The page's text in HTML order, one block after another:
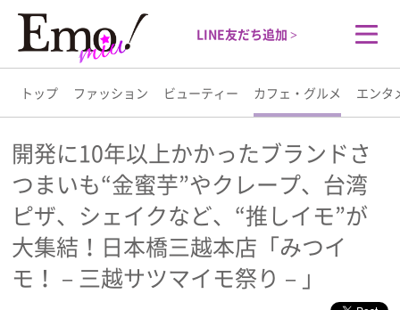
LINE友だち追加 >
トップ ファッション ビューティー カフェ・グルメ エンタ
トップ
ファッション
ビューティー
カフェ・グルメ
開発に10年以上かかったブランドさ
つまいも“金蜜芋”やクレープ、台湾
ピザ、シェイクなど、“推しイモ”が
大集結！日本橋三越本店「みつイ
モ！－三越サツマイモ祭り－」